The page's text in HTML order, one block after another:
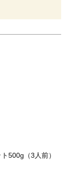
500g（3人前）